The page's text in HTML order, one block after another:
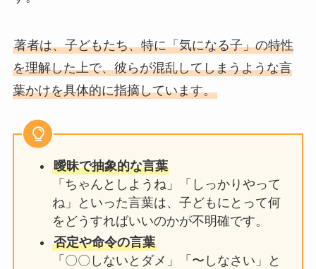
著者は、子どもたち、特に「気になる子」の特性
を理解した上で、彼らが混乱してしまうような言
葉かけを具体的に指摘しています。
曖昧で抽象的な言葉
「ちゃんとしようね」「しっかりやって
ね」といった言葉は、子どもにとって何
をどうすればいいのかが不明確です。
否定や命令の言葉
「〇〇しないとダメ」「〜しなさい」と